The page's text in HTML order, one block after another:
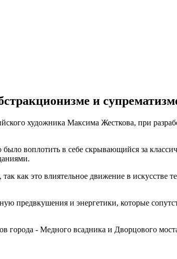
и
художника Максима Жесткова, при
воплотить в себе скрывающийся за
как это влиятельное движение в искусстве
предвкушения и энергетики, которые
города - Медного всадника и Дворцового